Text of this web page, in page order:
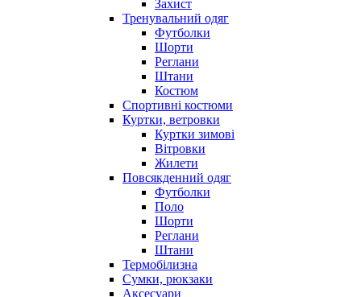
Захист
Тренувальний одяг
Футболки
Шорти
Реглани
Штани
Костюм
Спортивні костюми
Куртки, ветровки
Куртки зимові
Вітровки
Жилети
Повсякденний одяг
Футболки
Поло
Шорти
Реглани
Штани
Термобілизна
Сумки, рюкзаки
Аксесуари